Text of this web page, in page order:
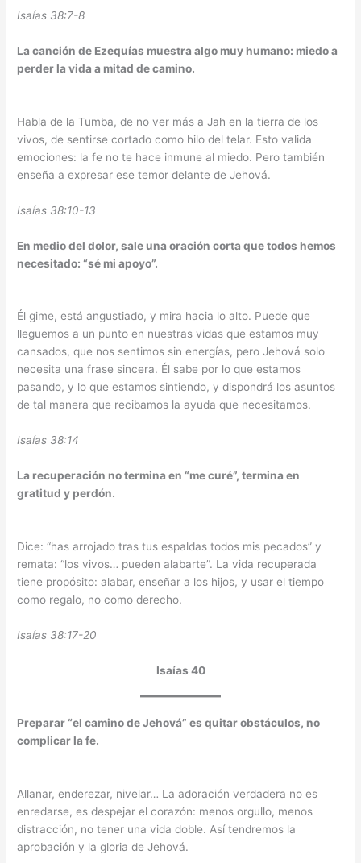
Isaías 38:7-8
La canción de Ezequías muestra algo muy humano: miedo a
perder la vida a mitad de camino.
Habla de la Tumba, de no ver más a Jah en la tierra de los
vivos, de sentirse cortado como hilo del telar. Esto valida
emociones: la fe no te hace inmune al miedo. Pero también
enseña a expresar ese temor delante de Jehová.
Isaías 38:10-13
En medio del dolor, sale una oración corta que todos hemos
necesitado: “sé mi apoyo”.
Él gime, está angustiado, y mira hacia lo alto. Puede que
lleguemos a un punto en nuestras vidas que estamos muy
cansados, que nos sentimos sin energías, pero Jehová solo
necesita una frase sincera. Él sabe por lo que estamos
pasando, y lo que estamos sintiendo, y dispondrá los asuntos
de tal manera que recibamos la ayuda que necesitamos.
Isaías 38:14
La recuperación no termina en “me curé”, termina en
gratitud y perdón.
Dice: “has arrojado tras tus espaldas todos mis pecados” y
remata: “los vivos… pueden alabarte”. La vida recuperada
tiene propósito: alabar, enseñar a los hijos, y usar el tiempo
como regalo, no como derecho.
Isaías 38:17-20
Isaías 40
Preparar “el camino de Jehová” es quitar obstáculos, no
complicar la fe.
Allanar, enderezar, nivelar… La adoración verdadera no es
enredarse, es despejar el corazón: menos orgullo, menos
distracción, no tener una vida doble. Así tendremos la
aprobación y la gloria de Jehová.